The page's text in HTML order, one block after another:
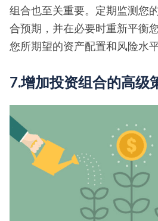
组合也至关重要。定期监测您
合预期，并在必要时重新平衡
您所期望的资产配置和风险水平
7.增加投资组合的高级